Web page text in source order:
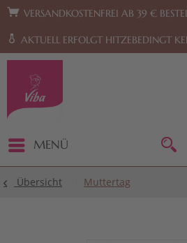
Zur Hauptnavigation springen
VERSANDKOSTENFREI AB 39 €
AKTUELL ERFOLGT HITZEBEDINGT
MENÜ
Übersicht Muttertag